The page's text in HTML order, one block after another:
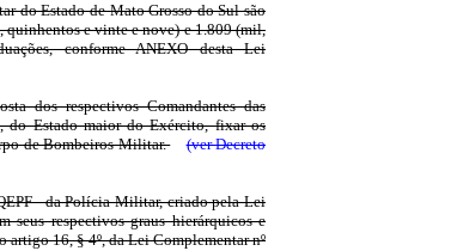
do Estado de Mato Grosso do Sul são
quinhentos e vinte e nove) e 1.809 (mil,
conforme ANEXO desta Lei
dos respectivos Comandantes das
do Estado maior do Exército, fixar os
de Bombeiros Militar.
(ver Decreto
- da Polícia Militar, criado pela Lei
seus respectivos graus hierárquicos e
16, § 4º, da Lei Complementar nº